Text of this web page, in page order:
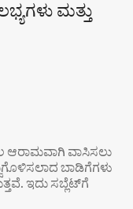
ಮತ್ತು
ಆರಾಮವಾಗಿ ವಾಸಿಸಲು
ಬಾಡಿಗೆಗಳು
ಇದು ಸಬ್ಲೆಟ್‌ಗೆ